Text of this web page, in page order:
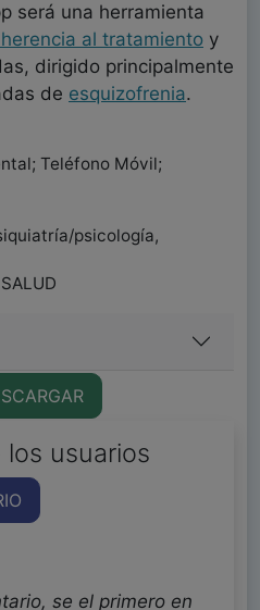
será una herramienta
al tratamiento y
dirigido principalmente
de esquizofrenia.
Teléfono Móvil;
psicología,
usuarios
se el primero en